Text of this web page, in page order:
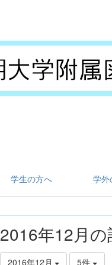
学生の方へ 学外
2016年12月
2016年12月 5件